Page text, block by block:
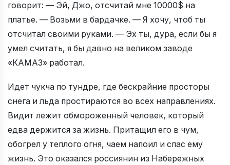
говорит: — Эй, Джо, отсчитай мне 10000$ на
платье. — Возьми в бардачке. — Я хочу, чтоб ты
отсчитал своими руками. — Эх ты, дура, если бы я
умел считать, я бы давно на великом заводе
«КАМАЗ» работал.
Идет чукча по тундре, где бескрайние просторы
снега и льда простираются во всех направлениях.
Видит лежит обмороженный человек, который
едва держится за жизнь. Притащил его в чум,
обогрел у теплого огня, чаем напоил и спас ему
жизнь. Это оказался россиянин из Набережных